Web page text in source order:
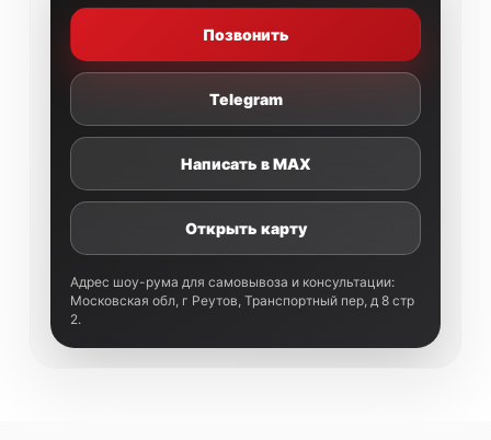
Позвонить
Telegram
Написать в MAX
Открыть карту
Адрес шоу-рума для самовывоза и консультации:
Московская обл, г Реутов, Транспортный пер, д 8 стр
2.